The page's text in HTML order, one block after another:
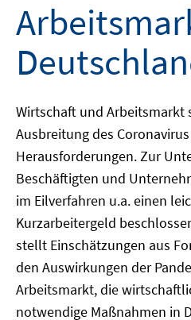
Wirtschaft und Arbeitsmarkt
Ausbreitung des
Herausforderungen. Zur
Beschäftigten und
im Eilverfahren u.a. einen
Kurzarbeitergeld
stellt Einschätzungen aus
den Auswirkungen der
Arbeitsmarkt, die
notwendige Maßnahmen in